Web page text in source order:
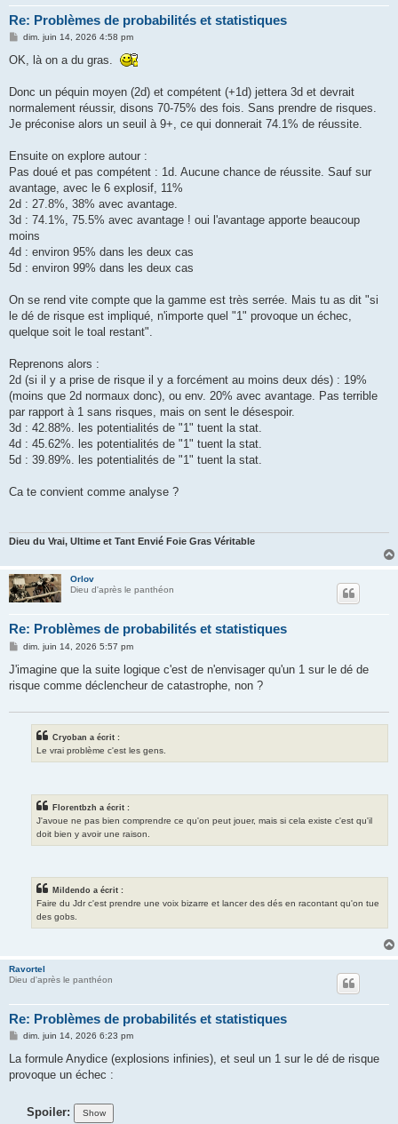
Re: Problèmes de probabilités et statistiques
M
s
g
dim. juin 14, 2026 4:58 pm
OK, là on a du gras.
Donc un péquin moyen (2d) et compétent (+1d) jettera 3d et devrait
normalement réussir, disons 70-75% des fois. Sans prendre de risques.
Je préconise alors un seuil à 9+, ce qui donnerait 74.1% de réussite.
Ensuite on explore autour :
Pas doué et pas compétent : 1d. Aucune chance de réussite. Sauf sur
avantage, avec le 6 explosif, 11%
2d : 27.8%, 38% avec avantage.
3d : 74.1%, 75.5% avec avantage ! oui l'avantage apporte beaucoup
moins
4d : environ 95% dans les deux cas
5d : environ 99% dans les deux cas
On se rend vite compte que la gamme est très serrée. Mais tu as dit "si
le dé de risque est impliqué, n'importe quel "1" provoque un échec,
quelque soit le toal restant".
Reprenons alors :
2d (si il y a prise de risque il y a forcément au moins deux dés) : 19%
(moins que 2d normaux donc), ou env. 20% avec avantage. Pas terrible
par rapport à 1 sans risques, mais on sent le désespoir.
3d : 42.88%. les potentialités de "1" tuent la stat.
4d : 45.62%. les potentialités de "1" tuent la stat.
5d : 39.89%. les potentialités de "1" tuent la stat.
Ca te convient comme analyse ?
Dieu du Vrai, Ultime et Tant Envié Foie Gras Véritable
Orlov
Dieu d'après le panthéon
Re: Problèmes de probabilités et statistiques
M
s
a
dim. juin 14, 2026 5:57 pm
J'imagine que la suite logique c'est de n'envisager qu'un 1 sur le dé de
risque comme déclencheur de catastrophe, non ?
Cryoban a écrit :
Le vrai problème c'est les gens.
Florentbzh a écrit :
J'avoue ne pas bien comprendre ce qu'on peut jouer, mais si cela existe c'est qu'il
doit bien y avoir une raison.
Mildendo a écrit :
Faire du Jdr c'est prendre une voix bizarre et lancer des dés en racontant qu'on tue
des gobs.
Ravortel
Dieu d'après le panthéon
Re: Problèmes de probabilités et statistiques
M
s
a
dim. juin 14, 2026 6:23 pm
La formule Anydice (explosions infinies), et seul un 1 sur le dé de risque
provoque un échec :
Spoiler: